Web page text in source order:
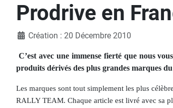
Prodrive en
DétailsCréation : 20 Décembre 2010
C’est avec une immense fierté que nous
produits dérivés des plus grandes marques
Les marques sont tout simplement les plus
RALLY TEAM. Chaque article est livré avec sa